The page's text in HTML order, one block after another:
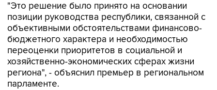
"Это решение было принято на основании
позиции руководства республики, связанной с
объективными обстоятельствами финансово-
бюджетного характера и необходимостью
переоценки приоритетов в социальной и
хозяйственно-экономических сферах жизни
региона", - объяснил премьер в региональном
парламенте.